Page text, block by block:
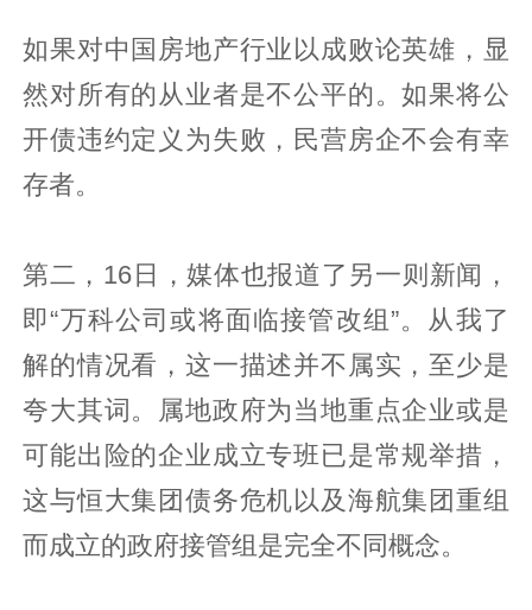
如果对中国房地产行业以成败论英雄，显
然对所有的从业者是不公平的。如果将公
开债违约定义为失败，民营房企不会有幸
存者。
第二，16日，媒体也报道了另一则新闻，
即“万科公司或将面临接管改组”。从我了
解的情况看，这一描述并不属实，至少是
夸大其词。属地政府为当地重点企业或是
可能出险的企业成立专班已是常规举措，
这与恒大集团债务危机以及海航集团重组
而成立的政府接管组是完全不同概念。